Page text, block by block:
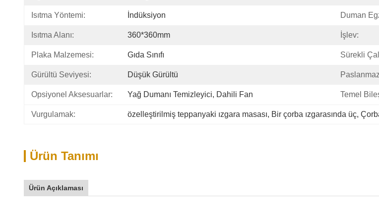
Isıtma Yöntemi: İndüksiyon Duman
Isıtma Alanı: 360*360mm İşlev:
Plaka Malzemesi: Gıda Sınıfı Sürekli
Gürültü Seviyesi: Düşük Gürültü Paslanmaz
Opsiyonel Aksesuarlar: Yağ Dumanı Temizleyici, Dahili Fan Temel
Vurgulamak: özelleştirilmiş teppanyaki ızgara masası, Bir çorba ızgarasında üç,
Ürün Tanımı
Ürün Açıklaması